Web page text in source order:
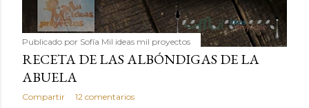
Publicado por Sofía Mil ideas mil proyectos
RECETA DE LAS ALBÓNDIGAS DE LA
ABUELA
Compartir 12 comentarios